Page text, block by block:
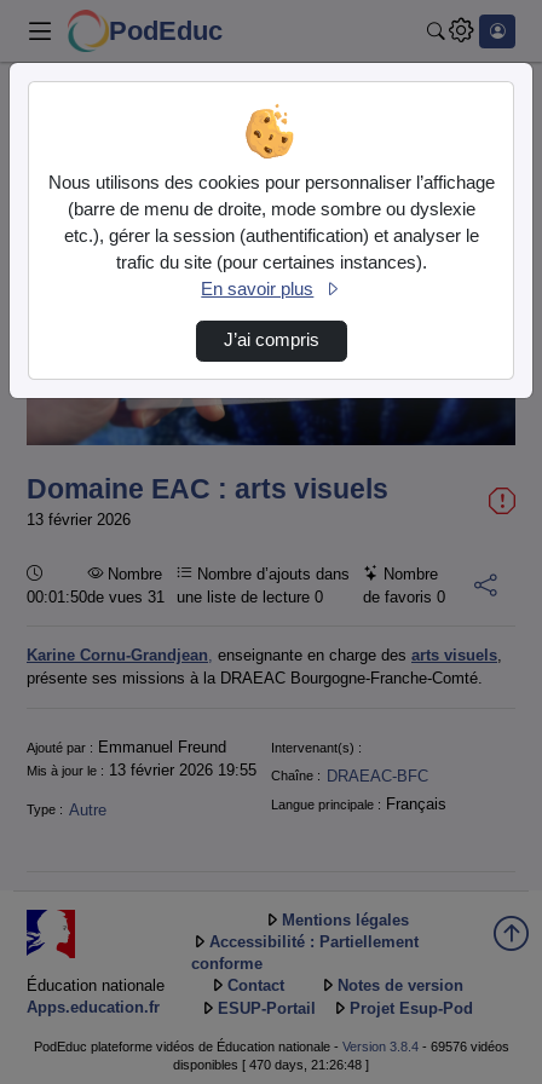
PodEduc
Domaine EAC : arts visuels
Lire
la
vidéo
Domaine EAC : arts visuels
13 février 2026
Durée :
00:01:50
Nombre
de vues 31
Nombre d’ajouts dans
une liste de lecture0
Nombre
de favoris 0
Karine Cornu-Grandjean, enseignante en charge des arts visuels,
présente ses missions à la DRAEAC Bourgogne-Franche-Comté.
Informations
Ajouté par : Emmanuel Freund
Intervenant(s) :
Mis à jour le : 13 février 2026 19:55 Chaîne : DRAEAC-BFC
Type : Autre Langue principale : Français
Éducation nationale
Apps.education.fr
Mentions légales
Accessibilité : Partiellement
conforme
Contact
Notes de version
ESUP-Portail
Projet Esup-Pod
PodEduc plateforme vidéos de Éducation nationale - Version 3.8.4- 69576 vidéos
disponibles [ 470 days, 21:26:48 ]
Nous utilisons des cookies pour personnaliser l’affichage
(barre de menu de droite, mode sombre ou dyslexie
etc.), gérer la session (authentification) et analyser le
trafic du site (pour certaines instances).
En savoir plus
J’ai compris